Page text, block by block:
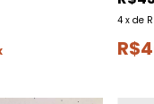
4 x de